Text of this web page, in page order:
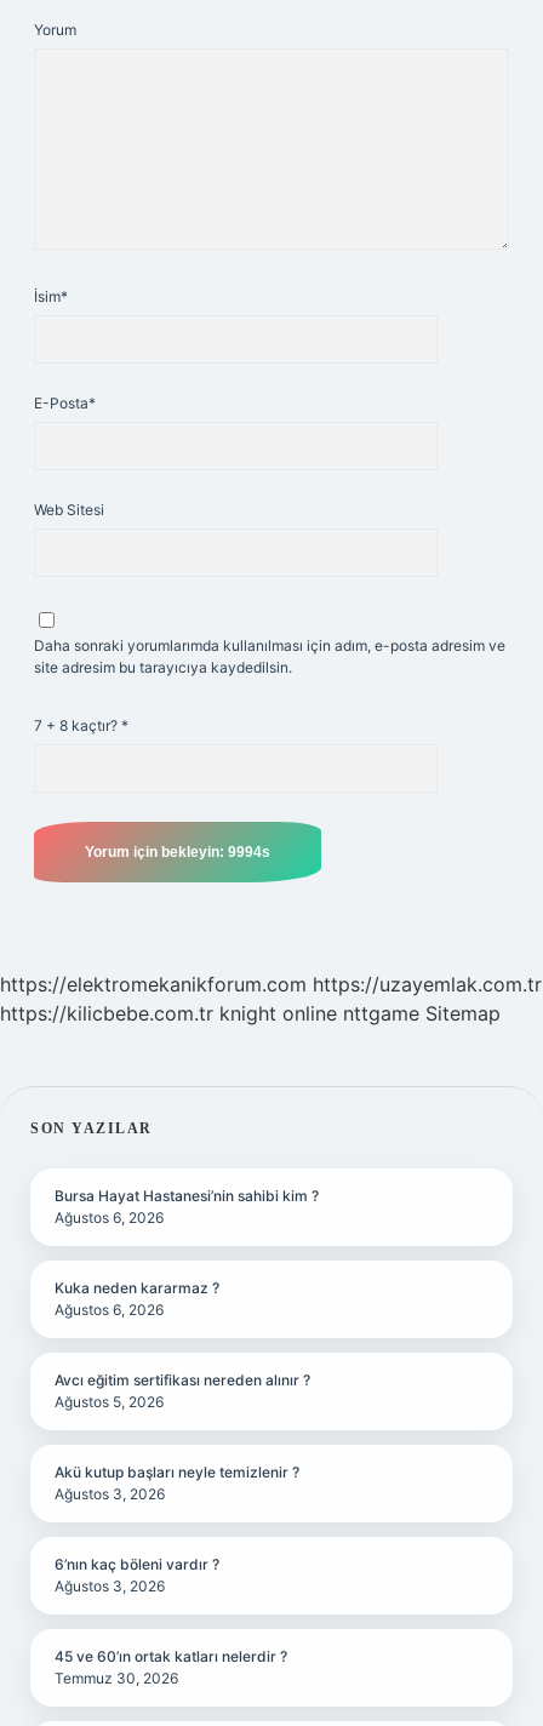
Yorum
İsim*
E-Posta*
Web Sitesi
Daha sonraki yorumlarımda kullanılması için adım, e-posta adresim ve
site adresim bu tarayıcıya kaydedilsin.
7 + 8 kaçtır? *
https://elektromekanikforum.com https://uzayemlak.com.tr
https://kilicbebe.com.tr knight online nttgame Sitemap
SIDEBAR
SON YAZILAR
Bursa Hayat Hastanesi’nin sahibi kim ?
Ağustos 6, 2026
Kuka neden kararmaz ?
Ağustos 6, 2026
Avcı eğitim sertifikası nereden alınır ?
Ağustos 5, 2026
Akü kutup başları neyle temizlenir ?
Ağustos 3, 2026
6’nın kaç böleni vardır ?
Ağustos 3, 2026
45 ve 60’ın ortak katları nelerdir ?
Temmuz 30, 2026